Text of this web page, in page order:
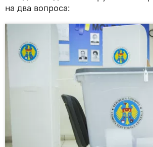
на два вопроса: